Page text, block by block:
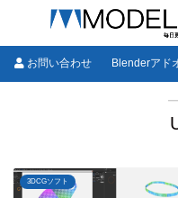
お問い合わせ Blenderアド
3DCGソフト